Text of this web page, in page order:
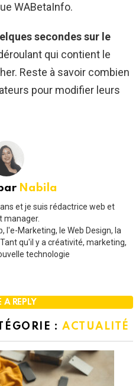
WABetaInfo.
secondes sur le
qui contient le
Reste à savoir combien
pour modifier leurs
Nabila
et je suis rédactrice web et
manager.
l'e-Marketing, le Web Design, la
qu'il y a créativité, marketing,
technologie
A REPLY
: ACTUALITÉ